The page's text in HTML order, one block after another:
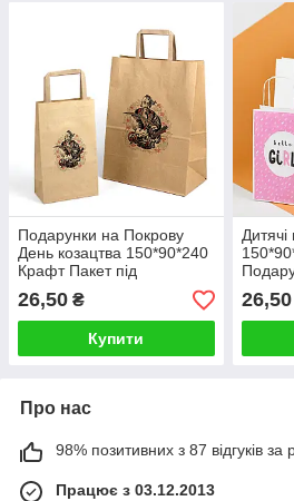
Подарунки на Покрову
День козацтва 150*90*240
Крафт Пакет під
подарунок з Українською
символікою
26,50 ₴
Купити
Дитячі
день
26,50
Про нас
98% позитивних з 87 відгуків за
Працює з 03.12.2013